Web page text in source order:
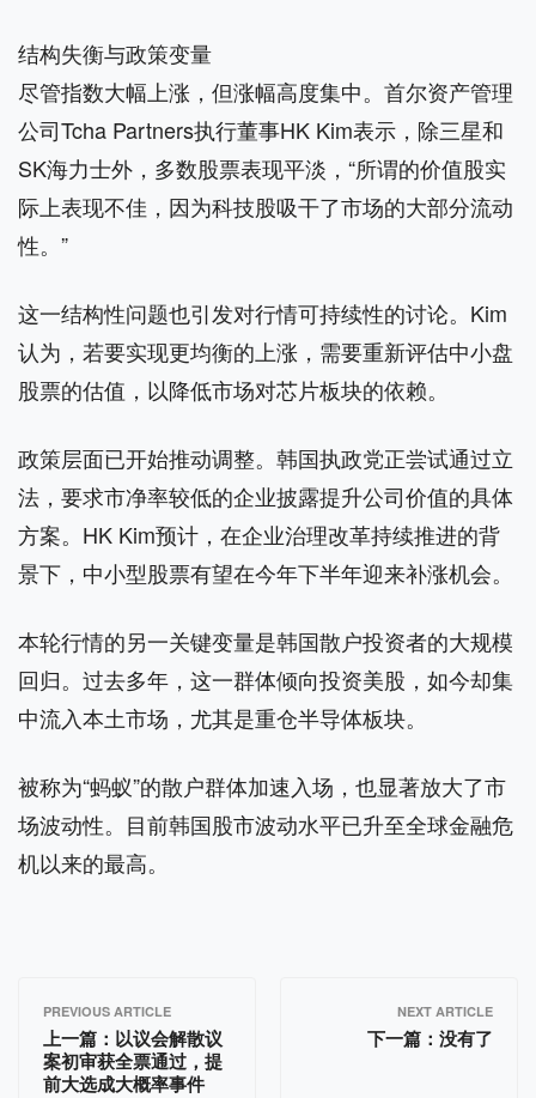
结构失衡与政策变量
尽管指数大幅上涨，但涨幅高度集中。首尔资产管理
公司Tcha Partners执行董事HK Kim表示，除三星和
SK海力士外，多数股票表现平淡，“所谓的价值股实
际上表现不佳，因为科技股吸干了市场的大部分流动
性。”
这一结构性问题也引发对行情可持续性的讨论。Kim
认为，若要实现更均衡的上涨，需要重新评估中小盘
股票的估值，以降低市场对芯片板块的依赖。
政策层面已开始推动调整。韩国执政党正尝试通过立
法，要求市净率较低的企业披露提升公司价值的具体
方案。HK Kim预计，在企业治理改革持续推进的背
景下，中小型股票有望在今年下半年迎来补涨机会。
本轮行情的另一关键变量是韩国散户投资者的大规模
回归。过去多年，这一群体倾向投资美股，如今却集
中流入本土市场，尤其是重仓半导体板块。
被称为“蚂蚁”的散户群体加速入场，也显著放大了市
场波动性。目前韩国股市波动水平已升至全球金融危
机以来的最高。
PREVIOUS ARTICLE
上一篇： 以议会解散议
案初审获全票通过，提
前大选成大概率事件
NEXT ARTICLE
下一篇：没有了